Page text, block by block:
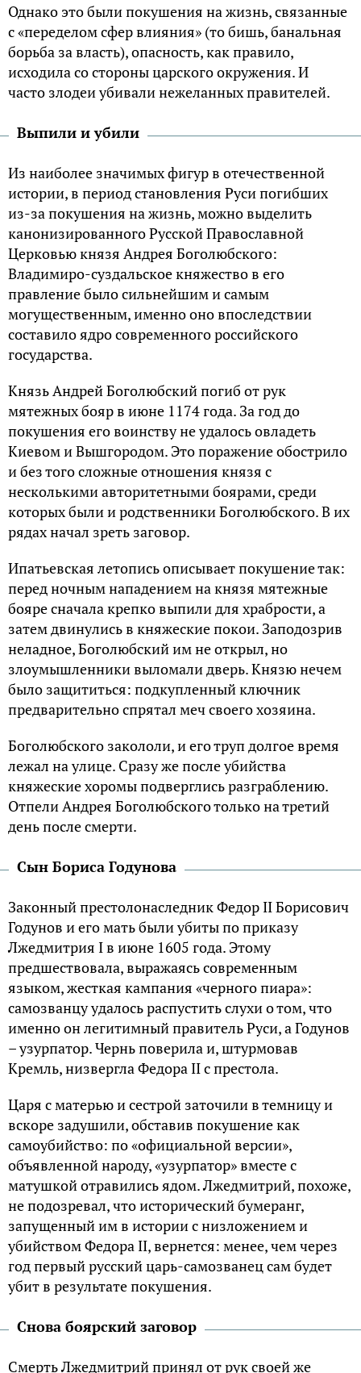
Однако это были покушения на жизнь, связанные
с «переделом сфер влияния» (то бишь, банальная
борьба за власть), опасность, как правило,
исходила со стороны царского окружения. И
часто злодеи убивали нежеланных правителей.
Выпили и убили
Из наиболее значимых фигур в отечественной
истории, в период становления Руси погибших
из-за покушения на жизнь, можно выделить
канонизированного Русской Православной
Церковью князя Андрея Боголюбского:
Владимиро-суздальское княжество в его
правление было сильнейшим и самым
могущественным, именно оно впоследствии
составило ядро современного российского
государства.
Князь Андрей Боголюбский погиб от рук
мятежных бояр в июне 1174 года. За год до
покушения его воинству не удалось овладеть
Киевом и Вышгородом. Это поражение обострило
и без того сложные отношения князя с
несколькими авторитетными боярами, среди
которых были и родственники Боголюбского. В их
рядах начал зреть заговор.
Ипатьевская летопись описывает покушение так:
перед ночным нападением на князя мятежные
бояре сначала крепко выпили для храбрости, а
затем двинулись в княжеские покои. Заподозрив
неладное, Боголюбский им не открыл, но
злоумышленники выломали дверь. Князю нечем
было защититься: подкупленный ключник
предварительно спрятал меч своего хозяина.
Боголюбского закололи, и его труп долгое время
лежал на улице. Сразу же после убийства
княжеские хоромы подверглись разграблению.
Отпели Андрея Боголюбского только на третий
день после смерти.
Сын Бориса Годунова
Законный престолонаследник Федор II Борисович
Годунов и его мать были убиты по приказу
Лжедмитрия I в июне 1605 года. Этому
предшествовала, выражаясь современным
языком, жесткая кампания «черного пиара»:
самозванцу удалось распустить слухи о том, что
именно он легитимный правитель Руси, а Годунов
– узурпатор. Чернь поверила и, штурмовав
Кремль, низвергла Федора II c престола.
Царя с матерью и сестрой заточили в темницу и
вскоре задушили, обставив покушение как
самоубийство: по «официальной версии»,
объявленной народу, «узурпатор» вместе с
матушкой отравились ядом. Лжедмитрий, похоже,
не подозревал, что исторический бумеранг,
запущенный им в истории с низложением и
убийством Федора II, вернется: менее, чем через
год первый русский царь-самозванец сам будет
убит в результате покушения.
Снова боярский заговор
Смерть Лжедмитрий принял от рук своей же